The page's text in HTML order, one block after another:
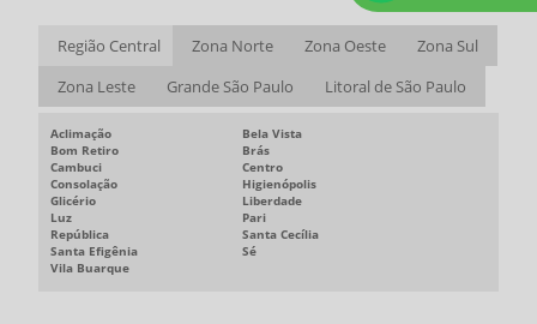
Região Central Zona Norte Zona Oeste
Zona Sul
Zona Leste
Grande São Paulo Litoral de São Paulo
Aclimação
Bela Vista
Bom Retiro
Brás
Cambuci
Centro
Consolação
Higienópolis
Glicério
Liberdade
Luz
Pari
República
Santa Cecília
Santa Efigênia
Sé
Vila Buarque